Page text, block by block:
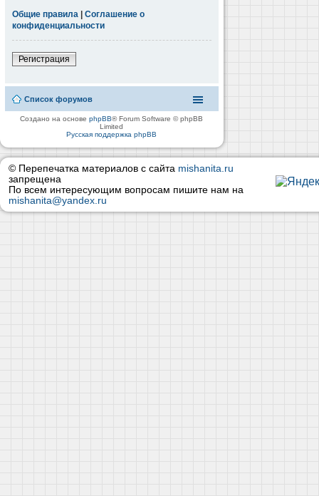
Общие правила | Соглашение о
конфиденциальности
Регистрация
Список форумов
Создано на основеphpBB® Forum Software © phpBB
Limited
Русская поддержка phpBB
© Перепечатка материалов с сайта mishanita.ru
запрещена
По всем интересующим вопросам пишите нам на
mishanita@yandex.ru